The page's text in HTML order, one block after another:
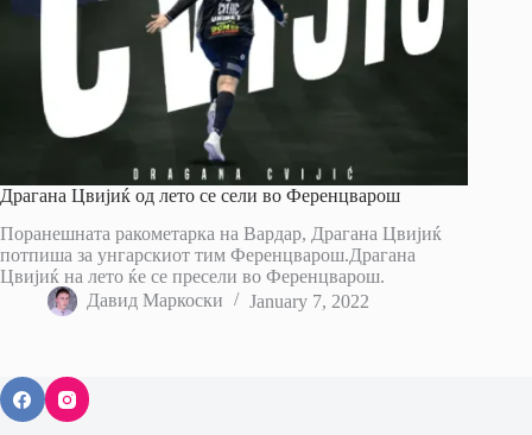
Драгана Цвијиќ од лето се сели во Ференцварош
Поранешната ракометарка на Вардар, Драгана Цвијиќ
потпиша за унгарскиот тим Ференцварош.Драгана
Цвијиќ на лето ќе се пресели во Ференцварош.
Давид Маркоски
January 7, 2022